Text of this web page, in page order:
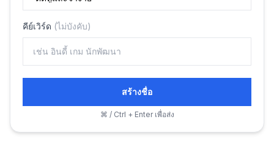
คีย์เวิร์ด (ไม่บังคับ)
สร้างชื่อ
⌘ / Ctrl + Enter เพื่อส่ง